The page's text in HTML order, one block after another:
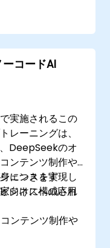
、効率的なAPI
コードAI
実施されるこの
レーニングは、
DeepSeekのオ
ンテンツ制作や
ェンスを実現し
向けに構成され
につきます：
ジネスへの応用
ンテンツ制作や